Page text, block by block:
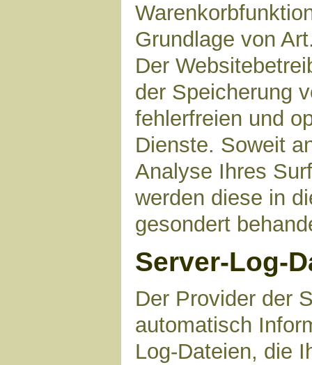
Grundlage von
Der
der Speicherung
fehlerfreien und
Dienste. Soweit
Analyse Ihres
werden diese in
gesondert
Server-Log-
Der Provider der
automatisch
Log-Dateien, die